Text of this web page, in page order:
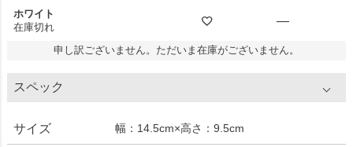
ホワイト
在庫切れ
—
申し訳ございません。ただいま在庫がございません。
スペック
サイズ 幅：14.5cm×高さ：9.5cm